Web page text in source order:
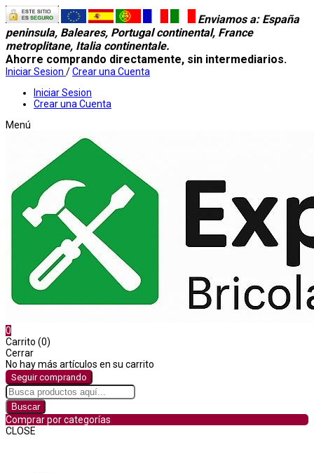
Enviamos a: España
peninsula, Baleares, Portugal continental, France
metroplitane, Italia continentale.
Ahorre comprando directamente, sin intermediarios.
Iniciar Sesion /Crear una Cuenta
Iniciar Sesion
Crear una Cuenta
Menú
0
Carrito (0)
Cerrar
No hay más artículos en su carrito
Seguir comprando
Buscar
Comprar por categorías
CLOSE